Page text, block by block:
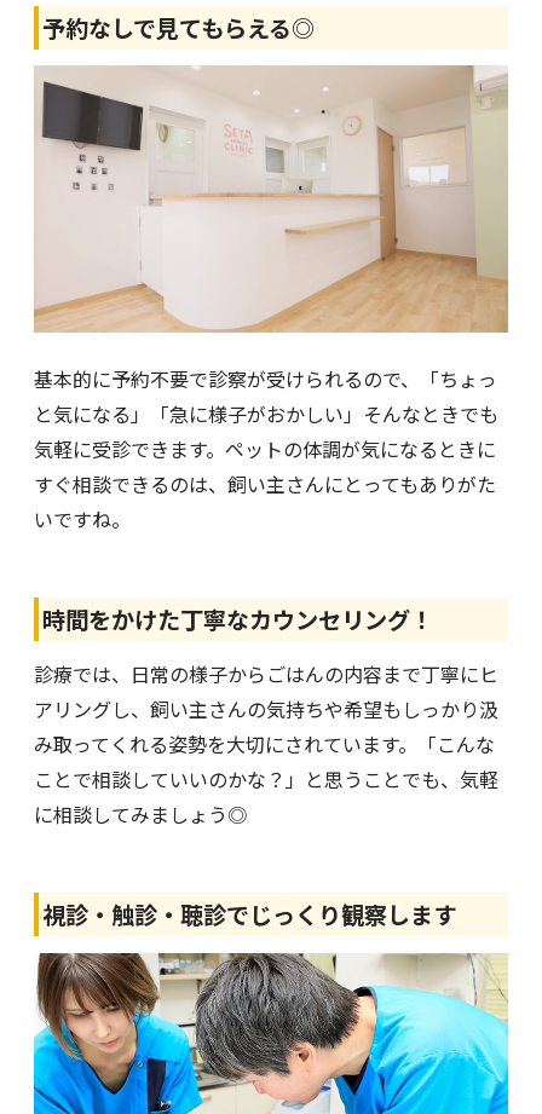
予約なしで見てもらえる◎
基本的に予約不要で診察が受けられるので、「ちょっ
と気になる」「急に様子がおかしい」そんなときでも
気軽に受診できます。ペットの体調が気になるときに
すぐ相談できるのは、飼い主さんにとってもありがた
いですね。
時間をかけた丁寧なカウンセリング！
診療では、日常の様子からごはんの内容まで丁寧にヒ
アリングし、飼い主さんの気持ちや希望もしっかり汲
み取ってくれる姿勢を大切にされています。「こんな
ことで相談していいのかな？」と思うことでも、気軽
に相談してみましょう◎
視診・触診・聴診でじっくり観察します